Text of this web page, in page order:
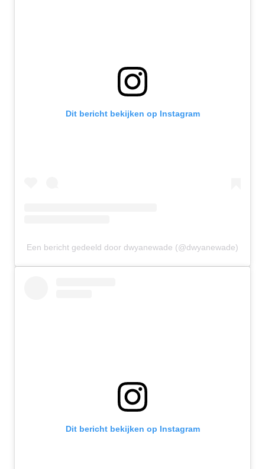
Dit bericht bekijken op Instagram
Een bericht gedeeld door dwyanewade (@dwyanewade)
Dit bericht bekijken op Instagram